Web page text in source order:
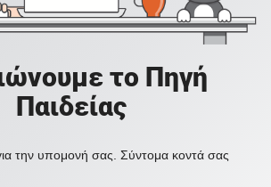
το Πηγή
Παιδείας
την υπομονή σας. Σύντομα κοντά σας